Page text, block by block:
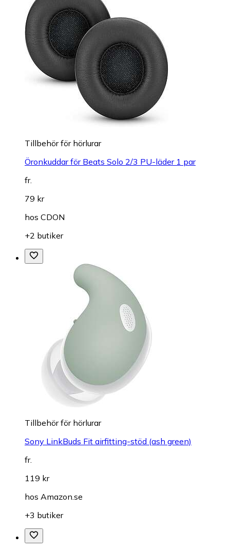
Tillbehör för hörlurar
Öronkuddar för Beats Solo 2/3 PU-läder 1 par
fr.
79 kr
hos CDON
+2 butiker
Tillbehör för hörlurar
Sony LinkBuds Fit airfitting-stöd (ash green)
fr.
119 kr
hos Amazon.se
+3 butiker